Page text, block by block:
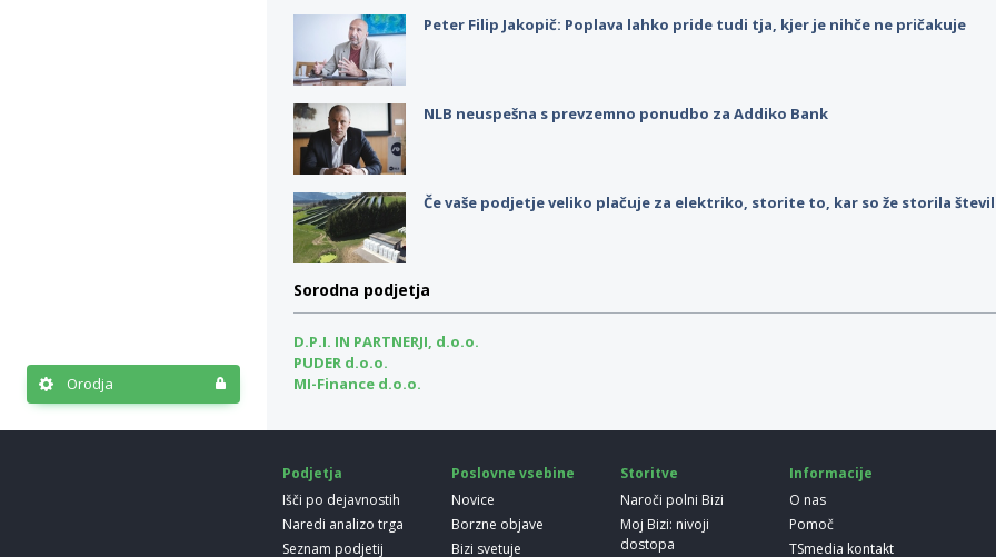
Orodja
Peter Filip Jakopič: Poplava lahko pride tudi tja, kjer je nihče ne pričakuje
NLB neuspešna s prevzemno ponudbo za Addiko Bank
Če vaše podjetje veliko plačuje za elektriko, storite to, kar so že storila
Sorodna podjetja
D.P.I. IN PARTNERJI, d.o.o.
PUDER d.o.o.
MI-Finance d.o.o.
Podjetja
Išči po dejavnostih
Naredi analizo trga
Seznam podjetij
Poslovne vsebine
Novice
Borzne objave
Bizi svetuje
Storitve
Naroči polni Bizi
Moj Bizi: nivoji
dostopa
Informacije
O nas
Pomoč
TSmedia kontakt